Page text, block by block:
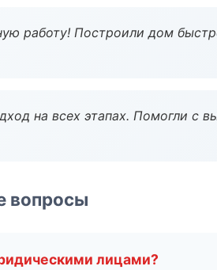
работу! Построили дом
на всех этапах. Помогли с
вопросы
лицами?